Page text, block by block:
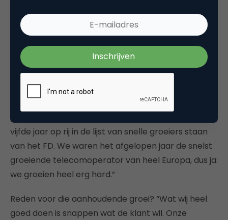
buitenwereld werkt en zich daarop aanpassen, die
continu meegroeit en mee beweegt met wat de
buitenwereld doet, krimp een minder snel
voorkomend iets zal zijn.”
Vletter spreekt niet uit ervaring. Met Voys gaat het
vooralsnog vooral voor de wind. “De groeicurve
gaat door, al jaren op rij. Dit jaar zullen we voor het
vijfde jaar op rij in de lijst van snelle groeiers staan
van het FD. We waren het afgelopen jaar de snelst
groeiende telecomoperator van heel Europa, dus ja:
we groeien heel erg hard.”
Reden voor die aanhoudende groei? “Wat wij heel
goed doen is snappen wat de klant wil. Onze